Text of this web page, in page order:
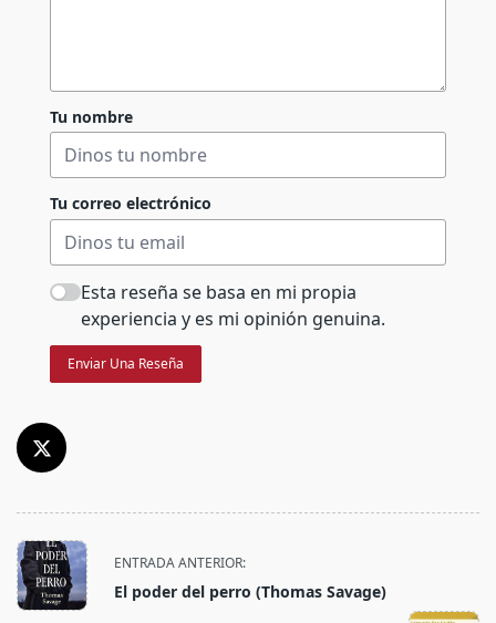
Tu nombre
Tu correo electrónico
Esta reseña se basa en mi propia
experiencia y es mi opinión genuina.
Enviar Una Reseña
<span
class="nav-
subtitle
ENTRADA ANTERIOR:
El poder del perro (Thomas Savage)